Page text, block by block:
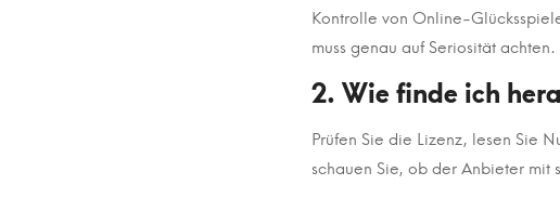
Kontrolle von Online-
muss genau auf Seriosität achten.
2. Wie finde ich
Prüfen Sie die Lizenz, lesen Sie
schauen Sie, ob der Anbieter mit